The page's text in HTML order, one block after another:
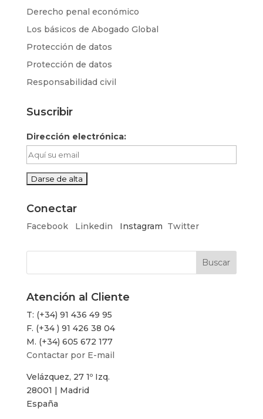
Derecho penal económico
Los básicos de Abogado Global
Protección de datos
Protección de datos
Responsabilidad civil
Suscribir
Dirección electrónica:
Conectar
Facebook Linkedin Instagram Twitter
Atención al Cliente
T: (+34) 91 436 49 95
F. (+34 ) 91 426 38 04
M. (+34) 605 672 177
Contactar por E-mail
Velázquez, 27 1º Izq.
28001 | Madrid
España